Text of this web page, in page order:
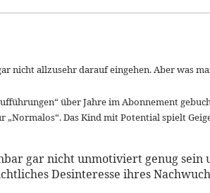
allzusehr darauf eingehen. Aber was
über Jahre im Abonnement
Das Kind mit Potential spielt
gar nicht unmotiviert genug
Desinteresse ihres